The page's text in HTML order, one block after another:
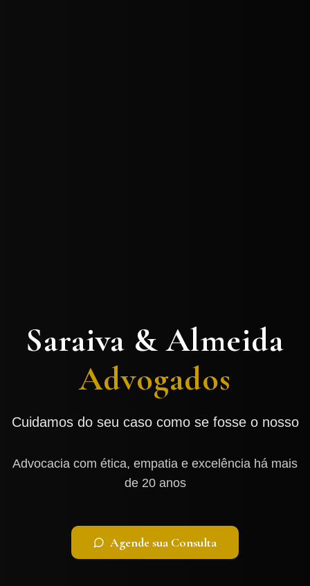
Saraiva & Almeida
Advogados
Cuidamos do seu caso como se fosse o nosso
Advocacia com ética, empatia e excelência há mais
de 20 anos
Agende sua Consulta